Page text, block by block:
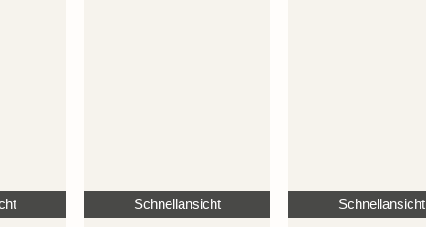
Schnellansicht Schnellansicht